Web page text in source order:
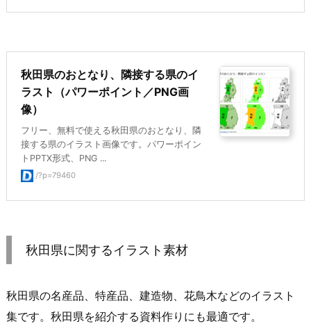
秋田県のおとなり、隣接する県のイ
ラスト（パワーポイント／PNG画
像）
フリー、無料で使える秋田県のおとなり、隣
接する県のイラスト画像です。パワーポイン
トPPTX形式、PNG ...
/?p=79460
秋田県に関するイラスト素材
秋田県の名産品、特産品、建造物、花鳥木などのイラスト
集です。秋田県を紹介する資料作りにも最適です。